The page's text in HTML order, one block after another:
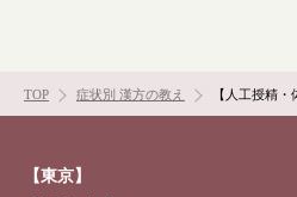
TOP 症状別 漢方の教え 【人工授精
【東京】